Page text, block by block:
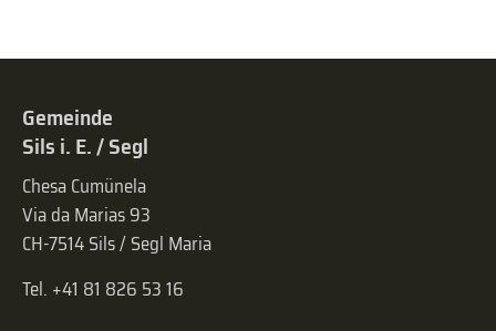
Gemeinde
Sils i. E. / Segl
Chesa Cumünela
Via da Marias 93
CH-7514 Sils / Segl Maria
Tel. +41 81 826 53 16